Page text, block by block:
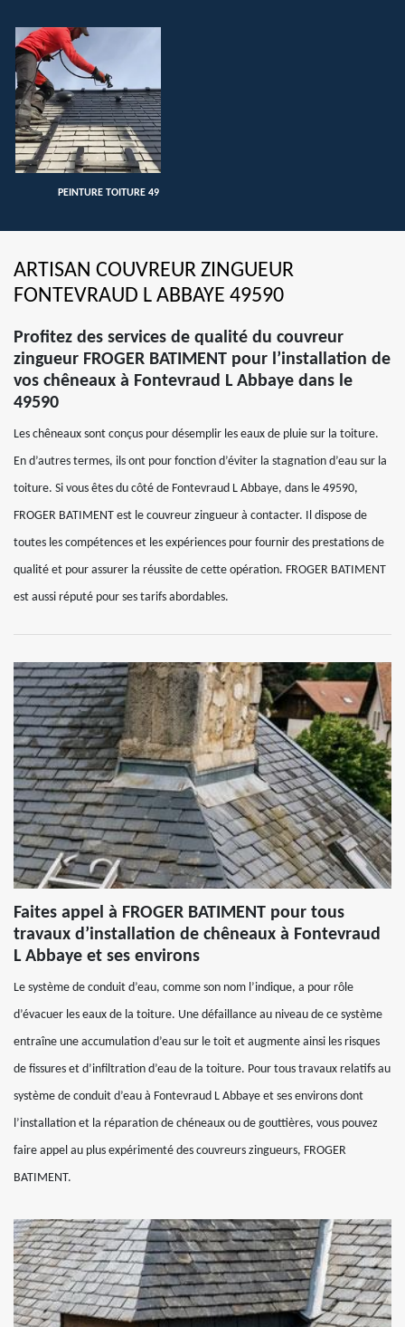
PEINTURE TOITURE 49
ARTISAN COUVREUR ZINGUEUR
FONTEVRAUD L ABBAYE 49590
Profitez des services de qualité du couvreur
zingueur FROGER BATIMENT pour l’installation de
vos chêneaux à Fontevraud L Abbaye dans le
49590
Les chêneaux sont conçus pour désemplir les eaux de pluie sur la toiture.
En d’autres termes, ils ont pour fonction d’éviter la stagnation d’eau sur la
toiture. Si vous êtes du côté de Fontevraud L Abbaye, dans le 49590,
FROGER BATIMENT est le couvreur zingueur à contacter. Il dispose de
toutes les compétences et les expériences pour fournir des prestations de
qualité et pour assurer la réussite de cette opération. FROGER BATIMENT
est aussi réputé pour ses tarifs abordables.
Faites appel à FROGER BATIMENT pour tous
travaux d’installation de chêneaux à Fontevraud
L Abbaye et ses environs
Le système de conduit d’eau, comme son nom l’indique, a pour rôle
d’évacuer les eaux de la toiture. Une défaillance au niveau de ce système
entraîne une accumulation d’eau sur le toit et augmente ainsi les risques
de fissures et d’infiltration d’eau de la toiture. Pour tous travaux relatifs au
système de conduit d’eau à Fontevraud L Abbaye et ses environs dont
l’installation et la réparation de chéneaux ou de gouttières, vous pouvez
faire appel au plus expérimenté des couvreurs zingueurs, FROGER
BATIMENT.